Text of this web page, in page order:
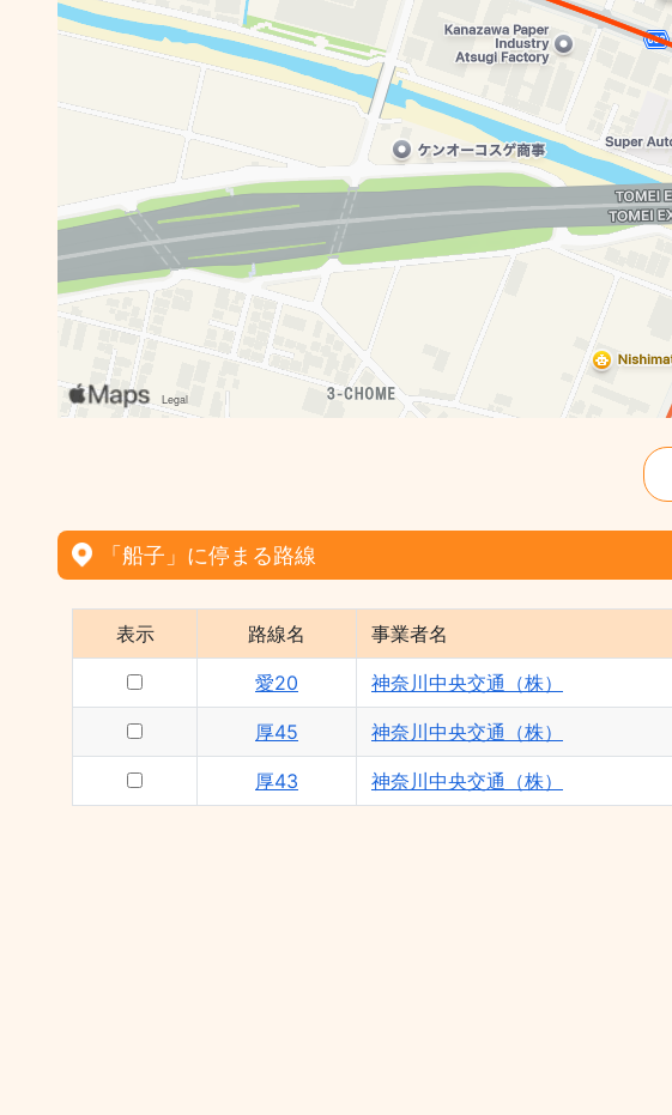
「船子」に停まる路線
表示 路線名 事業者名
愛20 神奈川中央交通（株）
厚45 神奈川中央交通（株）
厚43 神奈川中央交通（株）